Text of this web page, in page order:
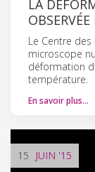
LA
Le Centre
microscope
déformation
température.
En savoir plus…
15 JUIN '15